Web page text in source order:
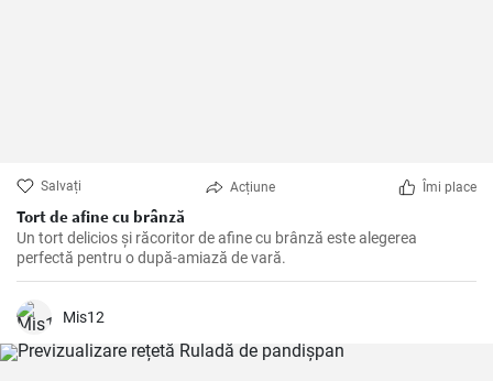
Salvați Acțiune Îmi place
Tort de afine cu brânză
Un tort delicios și răcoritor de afine cu brânză este alegerea
perfectă pentru o după-amiază de vară.
Mis12